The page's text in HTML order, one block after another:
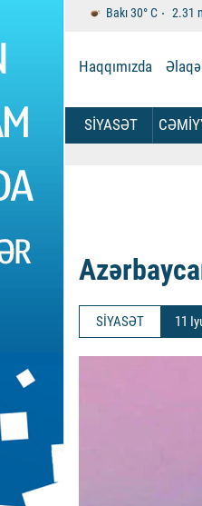
Bakı30°C 2.31
Haqqımızda Əlaqə
SİYASƏT
SİYASƏT 11